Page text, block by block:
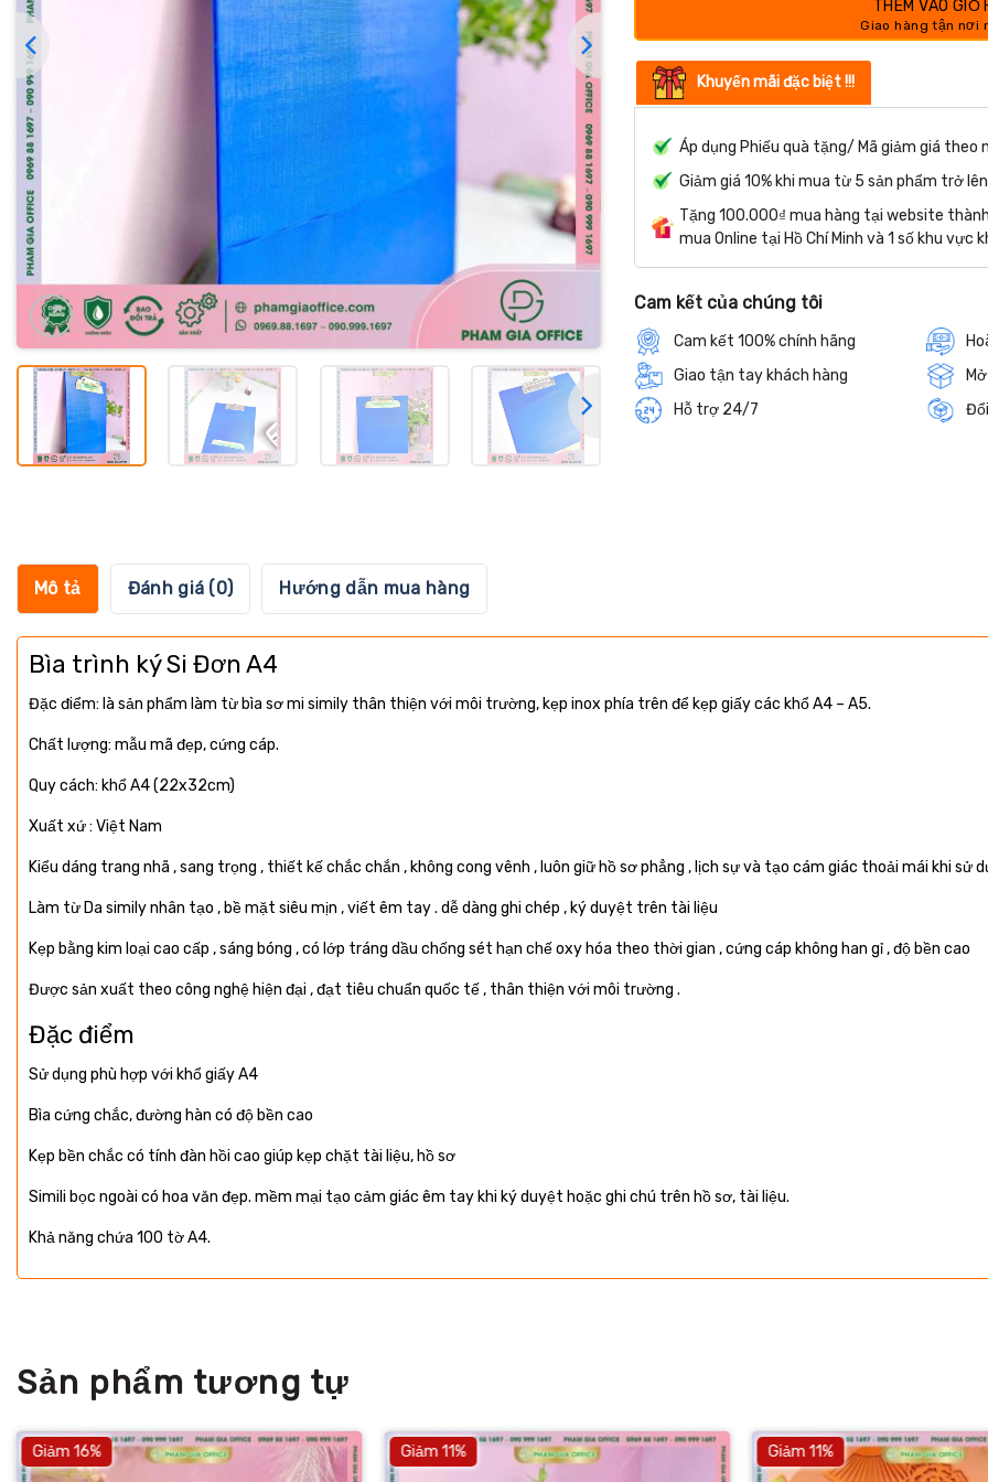
THÊM VÀO GIỎ
Khuyến mãi đặc biệt !!!
Áp dụng Phiếu quà tặng/ Mã giảm giá theo
Giảm giá 10% khi mua từ 5 sản phẩm trở
Tặng 100.000₫ mua hàng tại website
mua Online tại Hồ Chí Minh và 1 số khu vực
Cam kết của chúng tôi
Cam kết 100% chính hãng
Giao tận tay khách hàng
Hỗ trợ 24/7
Mô tả Đánh giá (0) Hướng dẫn mua hàng
Bìa trình ký Si Đơn A4
Đặc điểm: là sản phẩm làm từ bìa sơ mi simily thân thiện với môi trường, kẹp inox phía trên để kẹp giấy các khổ A4 – A5.
Chất lượng: mẫu mã đẹp, cứng cáp.
Quy cách: khổ A4 (22x32cm)
Xuất xứ : Việt Nam
Kiểu dáng trang nhã , sang trọng , thiết kế chắc chắn , không cong vênh , luôn giữ hồ sơ phẳng , lịch sự và tạo cám giác thoải mái khi sử
Làm từ Da simily nhân tạo , bề mặt siêu mịn , viết êm tay . dễ dàng ghi chép , ký duyệt trên tài liệu
Kẹp bằng kim loại cao cấp , sáng bóng , có lớp tráng dầu chống sét hạn chế oxy hóa theo thời gian , cứng cáp không han gỉ , độ bền cao
Được sản xuất theo công nghệ hiện đại , đạt tiêu chuẩn quốc tế , thân thiện với môi trường .
Đặc điểm
Sử dụng phù hợp với khổ giấy A4
Bìa cứng chắc, đường hàn có độ bền cao
Kẹp bền chắc có tính đàn hồi cao giúp kẹp chặt tài liệu, hồ sơ
Simili bọc ngoài có hoa văn đẹp. mềm mại tạo cảm giác êm tay khi ký duyệt hoặc ghi chú trên hồ sơ, tài liệu.
Khả năng chứa 100 tờ A4.
Sản phẩm tương tự
Giảm 16% Giảm 11% Giảm 11%